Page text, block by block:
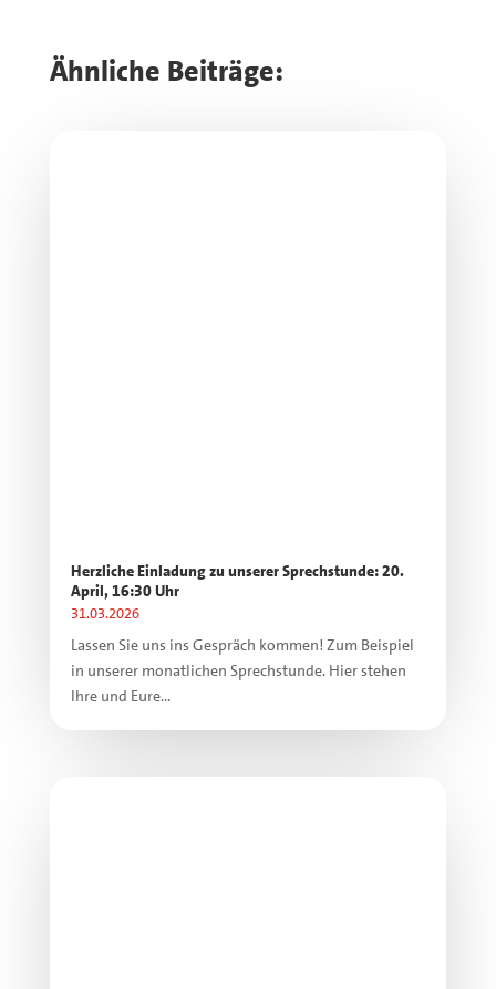
Ähnliche Beiträge:
Herzliche Einladung zu unserer Sprechstunde: 20.
April, 16:30 Uhr
31.03.2026
Lassen Sie uns ins Gespräch kommen! Zum Beispiel
in unserer monatlichen Sprechstunde. Hier stehen
Ihre und Eure...